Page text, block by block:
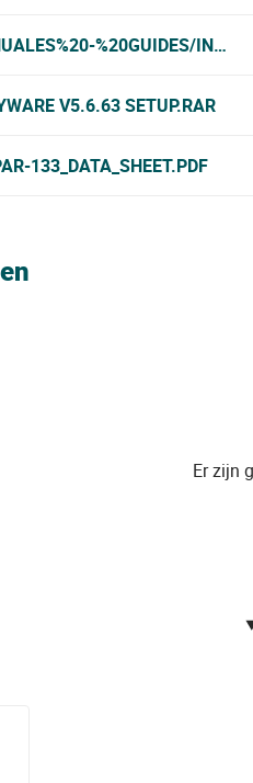
%20GUIDES/
V5.6.63 SETUP.RAR
133_DATA_SHEET.PDF
Er zijn